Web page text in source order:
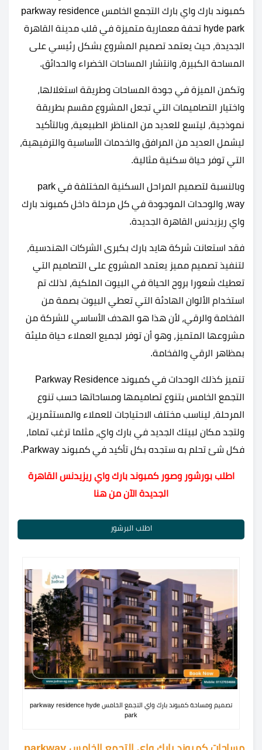
كمبوند بارك واي بارك التجمع الخامس parkway residence
hyde park تحفة معمارية متميزة في قلب مدينة القاهرة
الجديدة، حيث يعتمد تصميم المشروع بشكل رئيسي على
المساحة الكبيرة، وانتشار المساحات الخضراء والحدائق.
وتكمن الميزة في جودة المساحات وطريقة استغلالها،
واختيار التصاميمات التي تجعل المشروع مقسم بطريقة
نموذجية، ليتسع للعديد من المناظر الطبيعية، وبالتأكيد
ليشمل العديد من المرافق والخدمات الأساسية والترفيهية،
التي توفر حياة سكنية مثالية.
وبالنسبة لتصميم المراحل السكنية المختلفة في park
way، والوحدات الموجودة في كل مرحلة داخل كمبوند بارك
واي ريزيدنس القاهرة الجديدة.
فقد استعانت شركة هايد بارك بكبرى الشركات الهندسية،
لتنفيذ تصميم مميز يعتمد المشروع على التصاميم التي
تعطيك شعورا بروح الحياة في البيوت الملكية، لذلك تم
استخدام الألوان الهادئة التي تعطي البيوت بصمة من
الفخامة والرقي، لأن هذا هو الهدف الأساسي للشركة من
مشروعها المتميز، وهو أن توفر لجميع العملاء حياة مليئة
بمظاهر الرقي والفخامة.
تتميز كذلك الوحدات في كمبوند Parkway Residence
التجمع الخامس بتنوع تصاميمها ومساحاتها حسب تنوع
المرحلة، ليناسب مختلف الاحتياجات للعملاء والمستثمرين،
ولتجد مكان لبيتك الجديد في بارك واي، مثلما ترغب تماما،
فكل شئ تحلم به ستجده بكل تأكيد في كمبوند Parkway.
اطلب بورشور وصور كمبوند بارك واي ريزيدنس القاهرة
الجديدة الآن من هنا
اطلب البرشور
تصميم ومساحة كمبوند بارك واي التجمع الخامس parkway residence hyde
park